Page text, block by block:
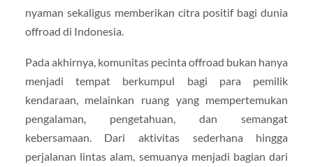
nyaman sekaligus memberikan citra positif bagi dunia
offroad di Indonesia.
Pada akhirnya, komunitas pecinta offroad bukan hanya
menjadi tempat berkumpul bagi para pemilik
kendaraan, melainkan ruang yang mempertemukan
pengalaman, pengetahuan, dan semangat
kebersamaan. Dari aktivitas sederhana hingga
perjalanan lintas alam, semuanya menjadi bagian dari